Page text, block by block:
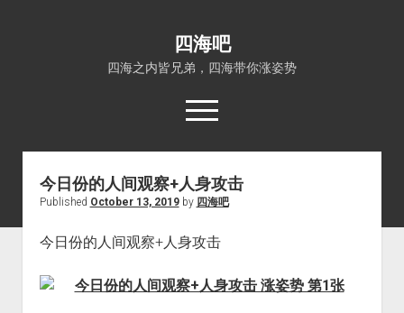
四海吧
四海之内皆兄弟，四海带你涨姿势
open
menu
首页
四海知识
涨姿势
关于四海吧
今日份的人间观察+人身攻击
Published October 13, 2019by 四海吧
今日份的人间观察+人身攻击